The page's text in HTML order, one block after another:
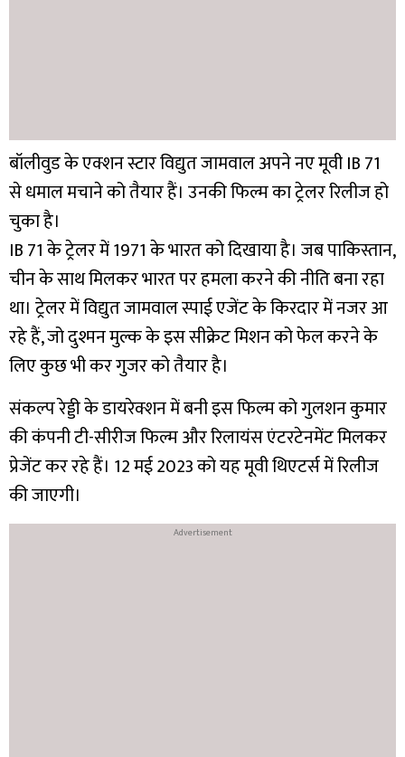
बॉलीवुड के एक्शन स्टार विद्युत जामवाल अपने नए मूवी IB 71
से धमाल मचाने को तैयार हैं। उनकी फिल्म का ट्रेलर रिलीज हो
चुका है।
IB 71 के ट्रेलर में 1971 के भारत को दिखाया है। जब पाकिस्तान,
चीन के साथ मिलकर भारत पर हमला करने की नीति बना रहा
था। ट्रेलर में विद्युत जामवाल स्पाई एजेंट के किरदार में नजर आ
रहे हैं, जो दुश्मन मुल्क के इस सीक्रेट मिशन को फेल करने के
लिए कुछ भी कर गुजर को तैयार है।
संकल्प रेड्डी के डायरेक्शन में बनी इस फिल्म को गुलशन कुमार
की कंपनी टी-सीरीज फिल्म और रिलायंस एंटरटेनमेंट मिलकर
प्रेजेंट कर रहे हैं। 12 मई 2023 को यह मूवी थिएटर्स में रिलीज
की जाएगी।